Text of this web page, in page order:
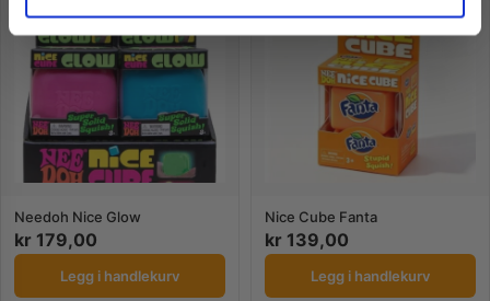
Needoh Nice Glow
kr 179,00
Legg i handlekurv
Nice Cube Fanta
kr 139,00
Legg i handlekurv